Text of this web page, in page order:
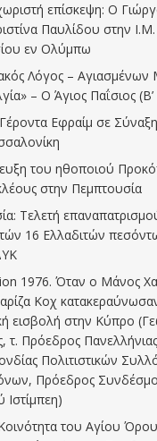
επίσκεψη: Ο
Παυλίδου στην
εν Ολύμπω
Λόγος –
– Ο Άγιος Παΐσιος
Εφραίμ σε
του ηθοποιού
στην Πεμπτουσία
Τελετή
16 Ελλαδιτών
1976. Όταν ο Μάνος
Κοχ
εισβολή στην Κύπρο
τ. Πρόεδρος Πανελλήνιας
Πολιτιστικών
Πρόεδρος
του Αγίου